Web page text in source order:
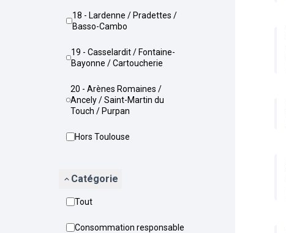
18 - Lardenne / Pradettes /
Basso-Cambo
19 - Casselardit / Fontaine-
Bayonne / Cartoucherie
20 - Arènes Romaines /
Ancely / Saint-Martin du
Touch / Purpan
Hors Toulouse
Catégorie
Tout
Consommation responsable